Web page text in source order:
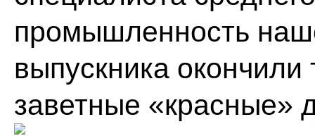
промышленность
выпускника
заветные «красные»